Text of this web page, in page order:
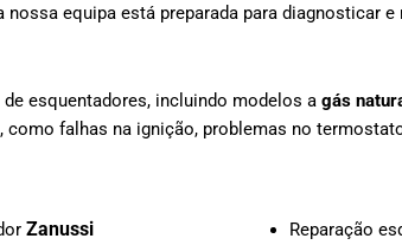
nossa equipa está preparada para diagnosticar
esquentadores, incluindo modelos a gás
falhas na ignição, problemas no
Zanussi Reparação